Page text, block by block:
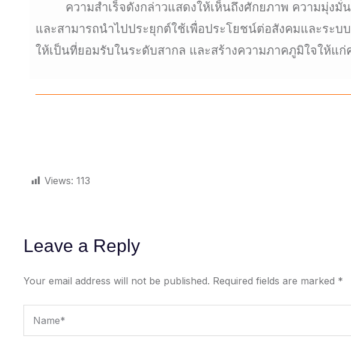
ความสำเร็จดังกล่าวแสดงให้เห็นถึงศักยภาพ ความมุ่ง
และสามารถนำไปประยุกต์ใช้เพื่อประโยชน์ต่อสังคมและระ
ให้เป็นที่ยอมรับในระดับสากล และสร้างความภาคภูมิใจให้แ
Views: 113
Leave a Reply
Your email address will not be published. Required fields are marked *